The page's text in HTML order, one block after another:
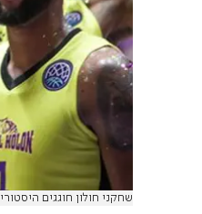
שחקני חולון חוגגים